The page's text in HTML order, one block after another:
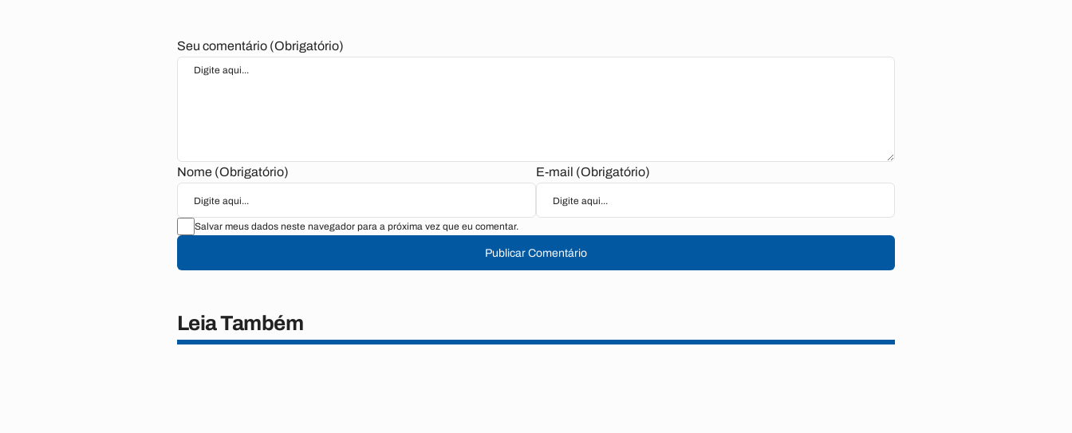
Seu comentário (Obrigatório)
Nome (Obrigatório) E-mail (Obrigatório)
Salvar meus dados neste navegador para a próxima vez que eu comentar.
Publicar Comentário
Leia Também